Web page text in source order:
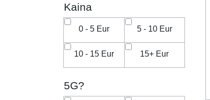
Kaina
0 - 5 Eur 5 - 10 Eur
10 - 15 Eur 15+ Eur
5G?